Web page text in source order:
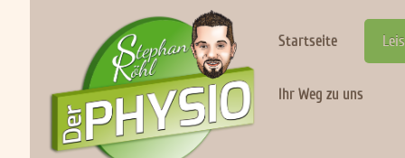
Startseite
Ihr Weg zu uns